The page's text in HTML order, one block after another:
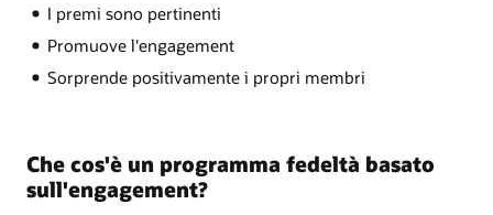
I premi sono pertinenti
Promuove l'engagement
Sorprende positivamente i propri membri
Che cos'è un programma fedeltà basato
sull'engagement?